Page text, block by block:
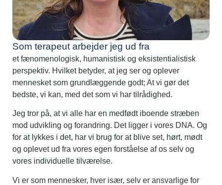
Som terapeut arbejder jeg ud fra
et fænomenologisk, humanistisk og eksistentialistisk
perspektiv. Hvilket betyder, at jeg ser og oplever
mennesket som grundlæggende godt; At vi gør det
bedste, vi kan, med det som vi har tilrådighed.
Jeg tror på, at vi alle har en medfødt iboende stræben
mod udvikling og forandring. Det ligger i vores DNA. Og
for at lykkes i det, har vi brug for at blive set, hørt, mødt
og oplevet ud fra vores egen forståelse af os selv og
vores individuelle tilværelse.
Vi er som mennesker, hver især, selv er ansvarlige for